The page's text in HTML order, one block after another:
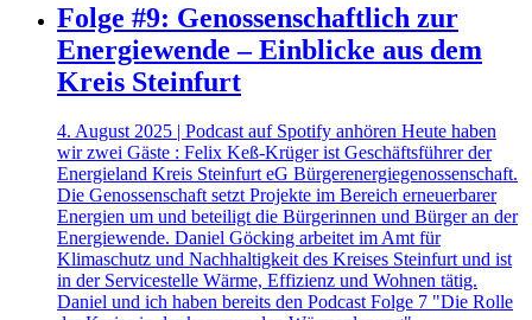
Folge #9: Genossenschaftlich zur
Energiewende – Einblicke aus dem
Kreis Steinfurt
4. August 2025 | Podcast auf Spotify anhören Heute haben
wir zwei Gäste : Felix Keß-Krüger ist Geschäftsführer der
Energieland Kreis Steinfurt eG Bürgerenergiegenossenschaft.
Die Genossenschaft setzt Projekte im Bereich erneuerbarer
Energien um und beteiligt die Bürgerinnen und Bürger an der
Energiewende. Daniel Göcking arbeitet im Amt für
Klimaschutz und Nachhaltigkeit des Kreises Steinfurt und ist
in der Servicestelle Wärme, Effizienz und Wohnen tätig.
Daniel und ich haben bereits den Podcast Folge 7 "Die Rolle